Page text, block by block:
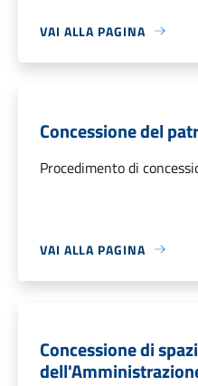
VAI ALLA PAGINA
Concessione del
Procedimento di
VAI ALLA PAGINA
Concessione di